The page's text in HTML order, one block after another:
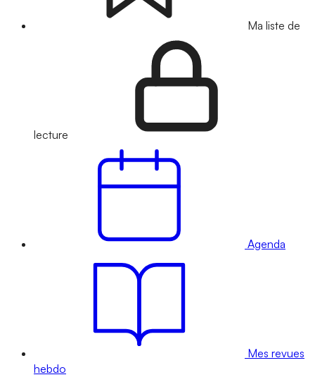
Ma liste de
lecture
Agenda
Mes revues
hebdo